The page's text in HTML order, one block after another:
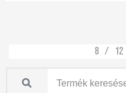
8 12